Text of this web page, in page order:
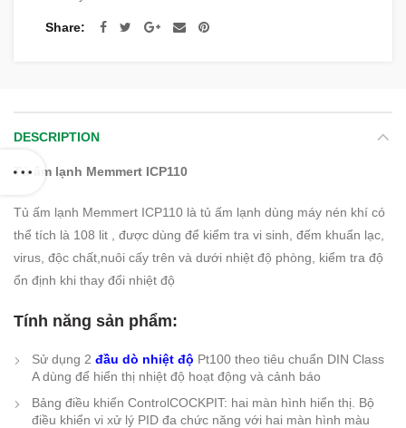
Share
DESCRIPTION
Tủ ấm lạnh Memmert ICP110
Tủ ấm lạnh Memmert ICP110 là tủ ấm lạnh dùng máy nén khí có
thể tích là 108 lit , được dùng để kiểm tra vi sinh, đếm khuẩn lạc,
virus, độc chất,nuôi cấy trên và dưới nhiệt độ phòng, kiểm tra độ
ổn định khi thay đổi nhiệt độ
Tính năng sản phẩm:
Sử dụng 2 đầu dò nhiệt độ Pt100 theo tiêu chuẩn DIN Class
A dùng để hiển thị nhiệt độ hoạt động và cảnh báo
Bảng điều khiển ControlCOCKPIT: hai màn hình hiển thị. Bộ
điều khiển vi xử lý PID đa chức năng với hai màn hình màu